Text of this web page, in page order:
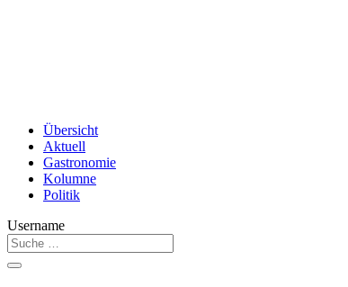
Übersicht
Aktuell
Gastronomie
Kolumne
Politik
Username